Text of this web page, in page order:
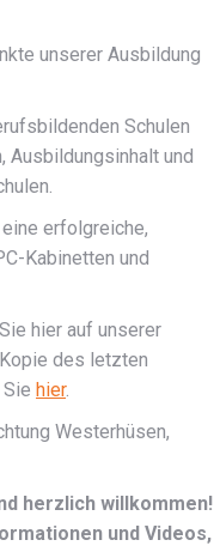
unserer Ausbildung
Schulen
Ausbildungsinhalt und
erfolgreiche,
Kabinetten und
hier auf unserer
des letzten
hier.
Westerhüsen,
herzlich willkommen!
und Videos,